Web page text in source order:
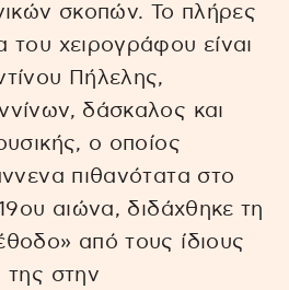
σκοπών. Το πλήρες
χειρογράφου είναι
Πήλελης,
δάσκαλος και
ο οποίος
πιθανότατα στο
αιώνα, διδάχθηκε τη
από τους ίδιους
της στην